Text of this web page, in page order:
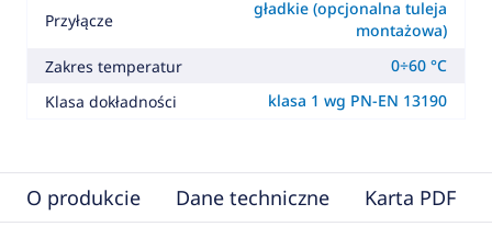
Przyłącze
gładkie (opcjonalna tuleja
montażowa)
Zakres temperatur
0÷60 °C
Klasa dokładności
klasa 1 wg PN-EN 13190
O produkcie Dane techniczne Karta PDF